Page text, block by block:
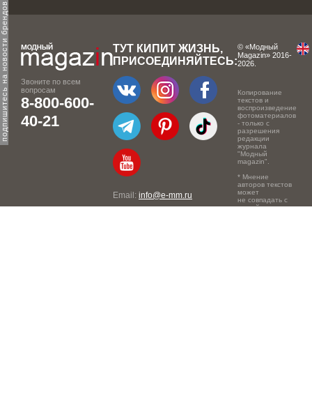
подпишитесь на новости брендов
Звоните по всем
вопросам
8-800-600-
40-21
ТУТ КИПИТ ЖИЗНЬ,
ПРИСОЕДИНЯЙТЕСЬ:
Email: info@e-mm.ru
© «Модный
Magazin» 2016-
2026.
Копирование
текстов и
воспроизведение
фотоматериалов
- только с
разрешения
редакции
журнала
"Модный
magazin".
* Мнение
авторов текстов
может
не совпадать с
точкой зрения